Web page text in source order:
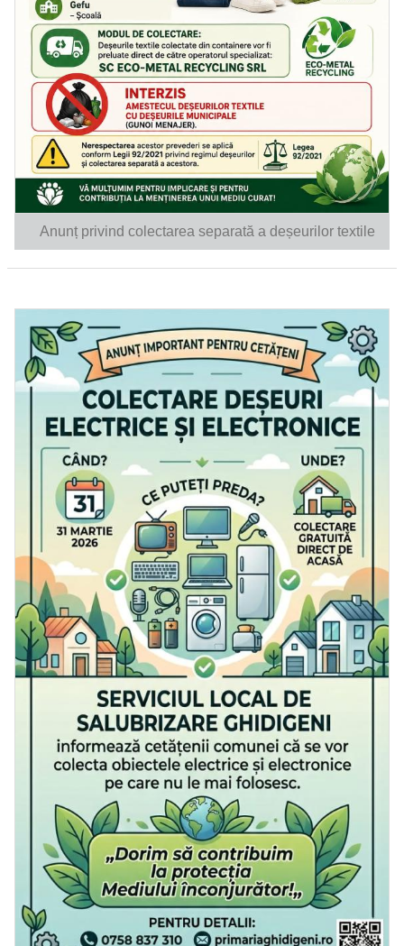
Anunț privind colectarea separată a deșeurilor textile